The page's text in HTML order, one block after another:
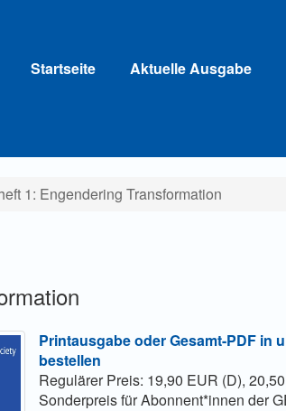
Startseite Aktuelle Ausgabe
1: Engendering Transformation
Printausgabe oder Gesamt-PDF in
bestellen
Regulärer Preis: 19,90 EUR (D),
Sonderpreis für Abonnent*innen der